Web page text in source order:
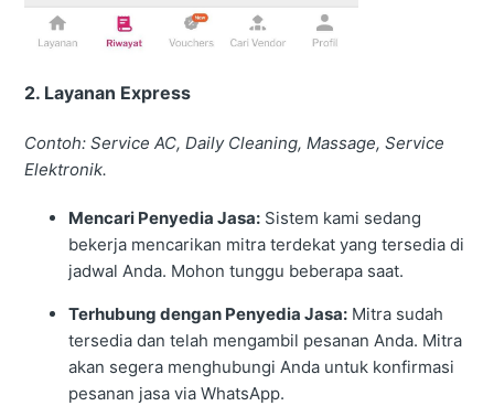
2. Layanan Express
Contoh: Service AC, Daily Cleaning, Massage, Service
Elektronik.
Mencari Penyedia Jasa: Sistem kami sedang
bekerja mencarikan mitra terdekat yang tersedia di
jadwal Anda. Mohon tunggu beberapa saat.
Terhubung dengan Penyedia Jasa: Mitra sudah
tersedia dan telah mengambil pesanan Anda. Mitra
akan segera menghubungi Anda untuk konfirmasi
pesanan jasa via WhatsApp.